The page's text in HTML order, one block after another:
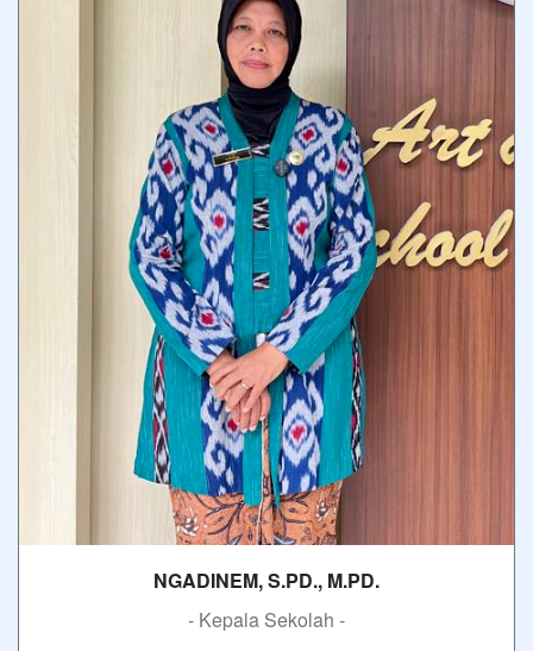
NGADINEM, S.PD., M.PD.
- Kepala Sekolah -